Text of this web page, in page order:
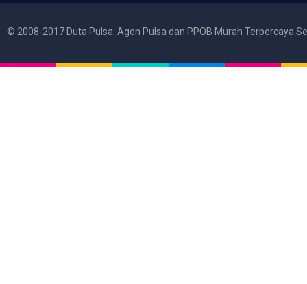
© 2008-2017 Duta Pulsa: Agen Pulsa dan PPOB Murah Terpercaya